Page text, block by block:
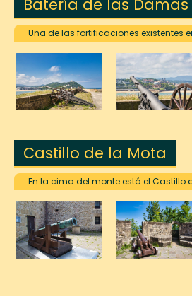
Batería de las Damas
Una de las fortificaciones existentes
Castillo de la Mota
En la cima del monte está el Castillo